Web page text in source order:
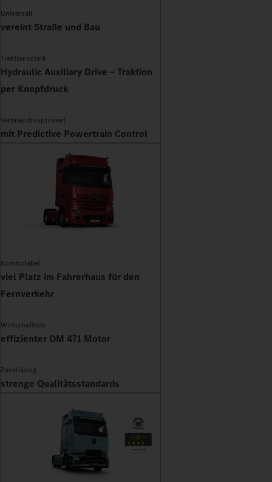
Universell
vereint Straße und Bau
Traktionsstark
Hydraulic Auxiliary Drive – Traktion
per Knopfdruck
Verbrauchsoptimiert
mit Predictive Powertrain Control
Komfortabel
viel Platz im Fahrerhaus für den
Fernverkehr
Wirtschaftlich
effizienter OM 471 Motor
Zuverlässig
strenge Qualitätsstandards